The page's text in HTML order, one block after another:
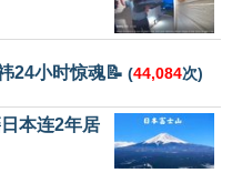
24小时惊魂📝 (44,084次)
本连2年居